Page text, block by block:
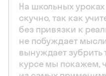
На школьных
скучно, так как
без привязки к
не побуждает
вынуждает зубрить
курсе мы покажем,